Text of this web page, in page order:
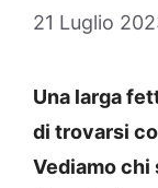
21 Luglio
Una larga
di trovarsi
Vediamo chi